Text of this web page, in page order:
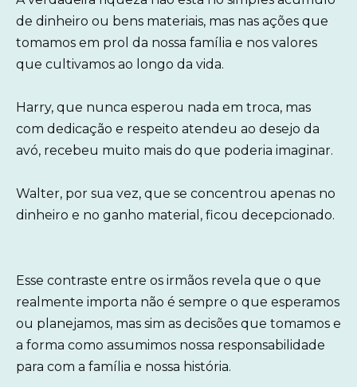
de dinheiro ou bens materiais, mas nas ações que
tomamos em prol da nossa família e nos valores
que cultivamos ao longo da vida.
Harry, que nunca esperou nada em troca, mas
com dedicação e respeito atendeu ao desejo da
avó, recebeu muito mais do que poderia imaginar.
Walter, por sua vez, que se concentrou apenas no
dinheiro e no ganho material, ficou decepcionado.
Esse contraste entre os irmãos revela que o que
realmente importa não é sempre o que esperamos
ou planejamos, mas sim as decisões que tomamos e
a forma como assumimos nossa responsabilidade
para com a família e nossa história.